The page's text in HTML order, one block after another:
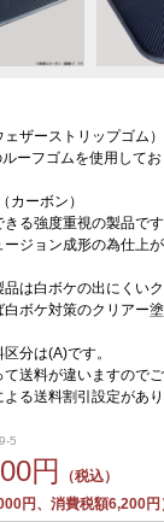
ザーストリップゴム
ーフゴムを使用してお
カーボン）
る強度重視の製品です
ジョン成形の為仕上
品は白ボケの出にくい
ボケ対策のクリアー
分は(A)です。
て送料が違いますので
る送料割引設定があ
5
円
（税込）
円、消費税額6,200円